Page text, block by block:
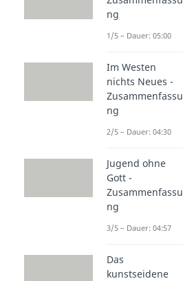
ng
1/5 – Dauer: 05:00
Im Westen
nichts Neues -
Zusammenfassu
ng
2/5 – Dauer: 04:30
Jugend ohne
Gott -
Zusammenfassu
ng
3/5 – Dauer: 04:57
Das
kunstseidene